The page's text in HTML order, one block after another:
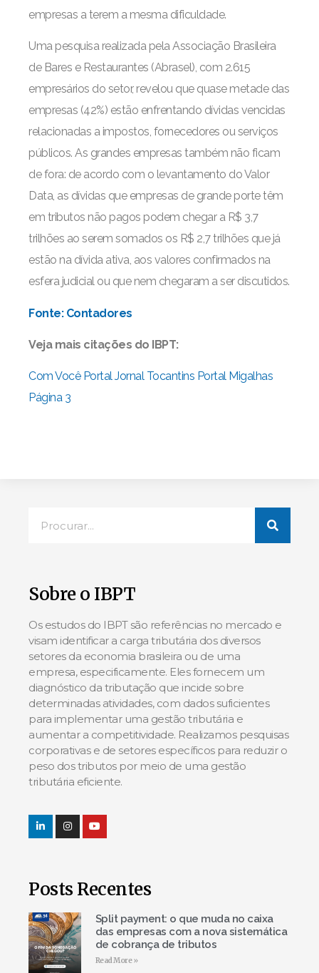
empresas a terem a mesma dificuldade.
Uma pesquisa realizada pela Associação Brasileira
de Bares e Restaurantes (Abrasel), com 2.615
empresários do setor, revelou que quase metade das
empresas (42%) estão enfrentando dívidas vencidas
relacionadas a impostos, fornecedores ou serviços
públicos. As grandes empresas também não ficam
de fora: de acordo com o levantamento do Valor
Data, as dívidas que empresas de grande porte têm
em tributos não pagos podem chegar a R$ 3,7
trilhões ao serem somados os R$ 2,7 trilhões que já
estão na dívida ativa, aos valores confirmados na
esfera judicial ou que nem chegaram a ser discutidos.
Fonte: Contadores
Veja mais citações do IBPT:
Com Você PortalJornal Tocantins Portal Migalhas
Página 3
Sobre o IBPT
Os estudos do IBPT são referências no mercado e
visam identificar a carga tributária dos diversos
setores da economia brasileira ou de uma
empresa, especificamente. Eles fornecem um
diagnóstico da tributação que incide sobre
determinadas atividades, com dados suficientes
para implementar uma gestão tributária e
aumentar a competitividade. Realizamos pesquisas
corporativas e de setores específicos para reduzir o
peso dos tributos por meio de uma gestão
tributária eficiente.
Posts Recentes
Split payment: o que muda no caixa
das empresas com a nova sistemática
de cobrança de tributos
Read More »